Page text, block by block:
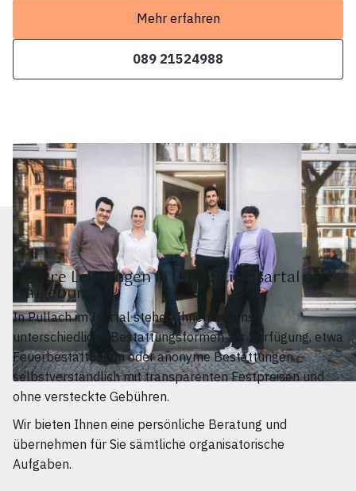
Mehr erfahren
089 21524988
Unsere Leistungen in Pullach im Isartal und
Umgebung
In Pullach im Isartal stehen Ihnen bei uns
unterschiedliche Bestattungsformen zur Verfügung, etwa
Feuerbestattungen oder anonyme Bestattungen –
selbstverständlich mit transparenten Festpreisen und
ohne versteckte Gebühren.
Wir bieten Ihnen eine persönliche Beratung und
übernehmen für Sie sämtliche organisatorische
Aufgaben.